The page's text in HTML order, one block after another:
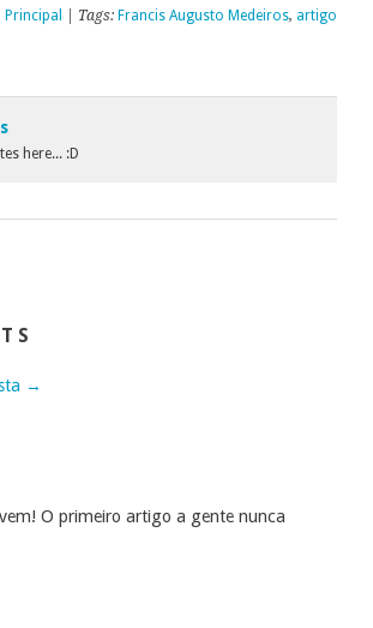
Principal | Tags: Francis Augusto Medeiros, artigo
here... :D
→
O primeiro artigo a gente nunca